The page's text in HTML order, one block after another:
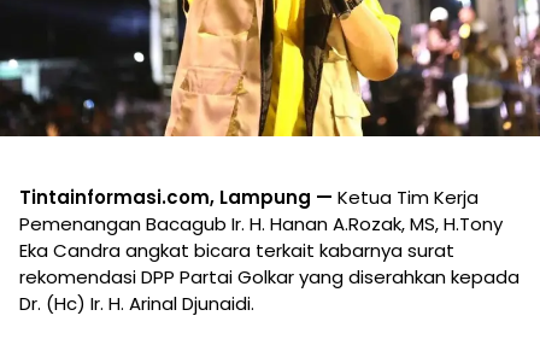
Tintainformasi.com, Lampung — Ketua Tim Kerja
Pemenangan Bacagub Ir. H. Hanan A.Rozak, MS, H.Tony
Eka Candra angkat bicara terkait kabarnya surat
rekomendasi DPP Partai Golkar yang diserahkan kepada
Dr. (Hc) Ir. H. Arinal Djunaidi.